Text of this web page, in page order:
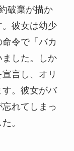
破棄が描か
彼女は幼少
令で「バカ
した。しか
言し、オリ
。彼女がバ
れてしまっ
。